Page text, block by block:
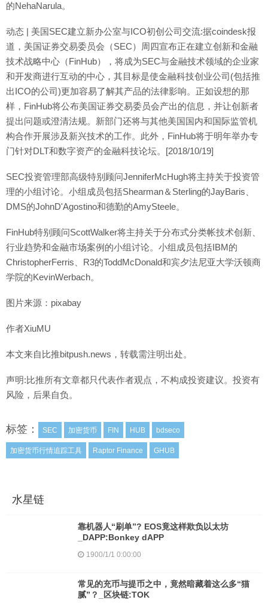
的NehaNarula。
动态 | 美国SEC建立新办公室与ICO初创公司交流:据coindesk报
道，美国证券交易委员会（SEC）周四宣布正在建立创新和金融
技术战略中心（FinHub），将成为SEC与金融技术领域的企业家
和开发商进行互动的中心，其目标是使金融科技创业公司(包括推
出ICO的公司)更加容易了解其产品的法律影响。正如设想的那
样，FinHub将公布美国证券交易委员会产出的信息，并让创新者
提出问题或澄清法规。新部门还将与其他美国国内和国际监管机
构合作开展涉及新兴技术的工作。此外，FinHub将于明年举办专
门针对DLT和数字资产的金融科技论坛。[2018/10/19]
SEC投资管理部高级特别顾问JenniferMcHugh将主持关于投资管
理的小组讨论。小组成员包括Shearman＆Sterling的JayBaris、
DMS的JohnD'Agostino和德勤的AmySteele。
FinHub特别顾问ScottWalker将主持关于分布式分类帐技术创新、
行业趋势和金融市场案例的小组讨论。小组成员包括IBM的
ChristopherFerris、R3的ToddMcDonald和宾夕法尼亚大学沃顿商
学院的KevinWerbach。
图片来源：pixabay
作者XiuMU
本文来自比推bitpush.news，转载需注明出处。
声明:比推所有文章都只代表作者观点，不构成投资建议。投资有
风险，后果自负。
标签： SEC 加密货币 FIN HUB bdseco
加密货币行情追踪工具 Raptor Finance GHUB
水星链
靠机器人“刷单”? EOS竟这样欺负以太坊
_DAPP:Bonkey dAPP
1900/1/1 0:00:00
常见的充币与提币之中，竟然暗藏着这么多“猫
腻”？_区块链:TOK